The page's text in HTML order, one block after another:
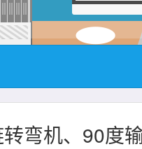
弯机、90度